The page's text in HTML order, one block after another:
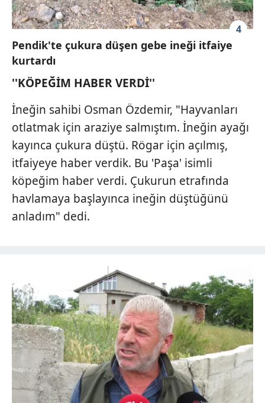
4
Pendik'te çukura düşen gebe ineği itfaiye
kurtardı
''KÖPEĞİM HABER VERDİ''
İneğin sahibi Osman Özdemir, "Hayvanları
otlatmak için araziye salmıştım. İneğin ayağı
kayınca çukura düştü. Rögar için açılmış,
itfaiyeye haber verdik. Bu 'Paşa' isimli
köpeğim haber verdi. Çukurun etrafında
havlamaya başlayınca ineğin düştüğünü
anladım" dedi.